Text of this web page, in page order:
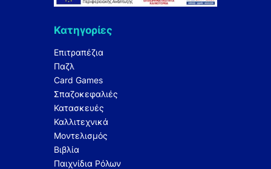
Κατηγορίες
Επιτραπέζια
Παζλ
Card Games
Σπαζοκεφαλιές
Κατασκευές
Καλλιτεχνικά
Μοντελισμός
Βιβλία
Παιχνίδια Ρόλων